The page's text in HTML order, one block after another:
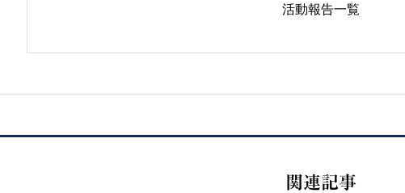
活動報告一覧
関連記事